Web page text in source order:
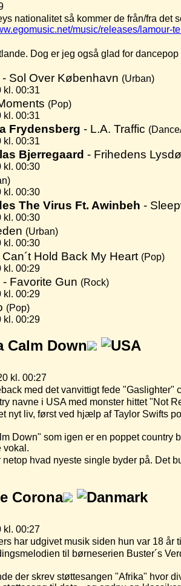
nationalitet så kommer de från/fra det
music/releases/lamour-
Dog er jeg også glad for
- Sol Over København (Urban)
kl. 00:31
(Pop)
kl. 00:31
Frydensberg - L.A. Traffic
kl. 00:31
Bjerregaard - Frihedens
kl. 00:30
kl. 00:30
The Virus Ft. Awinbeh -
kl. 00:30
(Urban)
kl. 00:30
Can´t Hold Back My Heart (Pop)
kl. 00:29
- Favorite Gun (Rock)
kl. 00:29
(Pop)
kl. 00:29
Calm Down
kl. 00:27
med det vanvittigt fede "Gaslighter"
navne i USA med monster hittet "Not
nyt liv, først ved hjælp af Taylor Swifts
Down" som igen er en poppet country
vokal.
hvad nyeste single byder på. Det
Corona
kl. 00:27
har udgivet musik siden hun var 18 år
til børneserien Buster´s
der skrev støttesangen "Afrika" hvor